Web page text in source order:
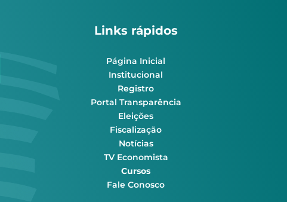
Links rápidos
Página Inicial
Institucional
Registro
Portal Transparência
Eleições
Fiscalização
Notícias
TV Economista
Cursos
Fale Conosco